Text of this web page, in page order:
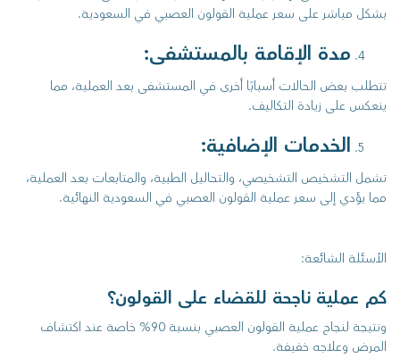
بشكل مباشر على سعر عملية القولون العصبي في السعودية.
مدة الإقامة بالمستشفى:
تتطلب بعض الحالات أسبابًا أخرى في المستشفى بعد العملية، مما
ينعكس على زيادة التكاليف.
الخدمات الإضافية:
تشمل التشخيص التشخيصي، والتحاليل الطبية، والمتابعات بعد العملية،
مما يؤدي إلى سعر عملية القولون العصبي في السعودية النهائية.
الأسئلة الشائعة:
كم عملية ناجحة للقضاء على القولون؟
ونتيجة لنجاح عملية القولون العصبي بنسبة 90% خاصة عند اكتشاف
المرض وعلاجه خفيفة.